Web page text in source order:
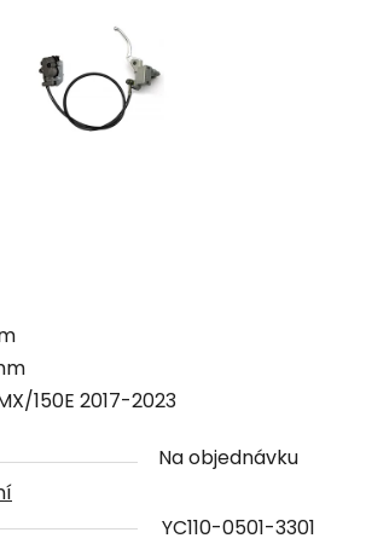
150E 2017-2023
Na objednávku
YC110-0501-3301